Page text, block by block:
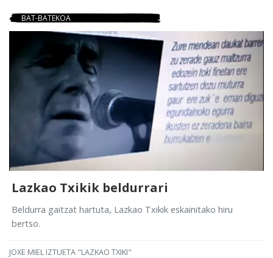
BAT-BATEKOA
Lazkao Txikik beldurrari
Beldurra gaitzat hartuta, Lazkao Txikik eskainitako hiru
bertso.
JOXE MIEL IZTUETA "LAZKAO TXIKI"